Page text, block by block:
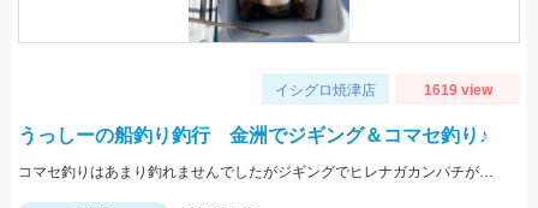
イシグロ焼津店 1619 view
うっしーの船釣り釣行 金洲でジギング＆コマセ釣り♪
コマセ釣りはあまり釣れませんでしたがジギングでヒレナガカンパチが連発しました！